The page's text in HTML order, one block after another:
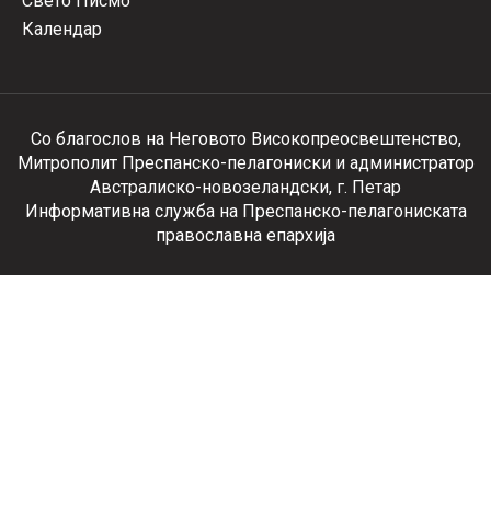
Календар
Со благослов на Неговото Високопреосвештенство,
Митрополит Преспанско-пелагониски и администратор
Австралиско-новозеландски, г. Петар
Информативна служба на Преспанско-пелагониската
православна епархија